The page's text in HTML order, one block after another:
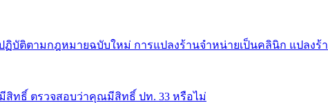
ฏิบัติตามกฎหมายฉบับใหม่ การแปลงร้านจำหน่ายเป็นคลินิก แปลงร้
สิทธิ์ ตรวจสอบว่าคุณมีสิทธิ์ ปท. 33 หรือไม่